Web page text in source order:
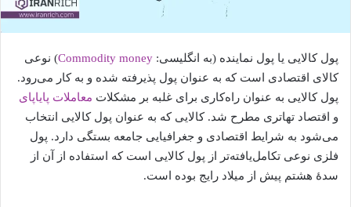
پول کالایی یا پول نماینده (به انگلیسی: Commodity money) نوعی
کالای اقتصادی است که به عنوان پول پذیرفته شده و به کار می‌رود.
پول کالایی به عنوان راه‌کاری برای غلبه بر مشکلات معاملات پایاپای
و اقتصاد تهاتری مطرح شد. کالایی که به عنوان پول کالایی انتخاب
می‌شود به شرایط اقتصادی و جغرافیایی جامعه بستگی دارد. پول
فلزی نوعی تکامل‌یافته‌تر از پول کالایی است که استفاده از آن از
سدهٔ هشتم پیش از میلاد رایج بوده است.